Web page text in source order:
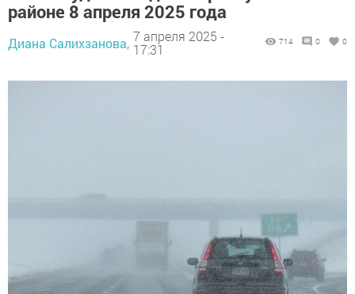
районе 8 апреля 2025 года
Диана Салихзанова, 7 апреля 2025 -
17:31
714 0 0